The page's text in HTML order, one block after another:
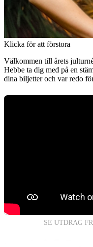
Klicka för att förstora
Välkommen till årets
Hebbe ta dig med på en
dina biljetter och var redo
SE UTDRAG